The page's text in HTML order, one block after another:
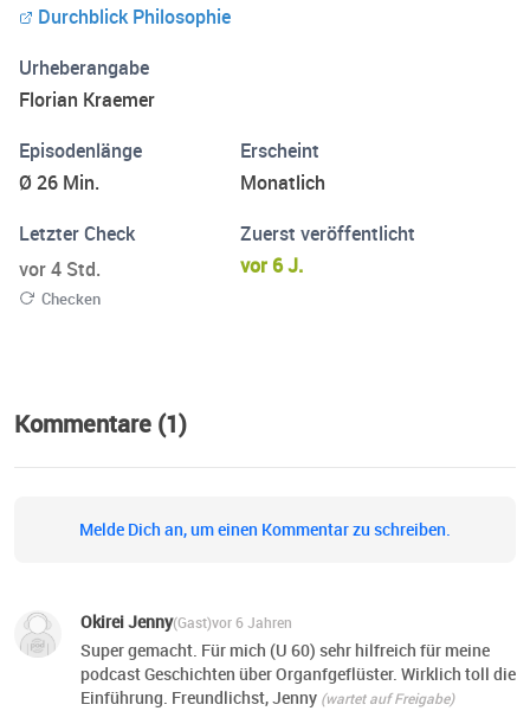
Durchblick Philosophie
Urheberangabe
Florian Kraemer
Episodenlänge
Ø 26 Min.
Erscheint
Monatlich
Letzter Check
vor 4 Std.
Checken
Zuerst veröffentlicht
vor 6 J.
Kommentare (1)
Melde Dich an, um einen Kommentar zu schreiben.
Okirei Jenny(Gast)vor 6 Jahren
Super gemacht. Für mich (U 60) sehr hilfreich für meine
podcast Geschichten über Organfgeflüster. Wirklich toll die
Einführung. Freundlichst, Jenny (wartet auf Freigabe)